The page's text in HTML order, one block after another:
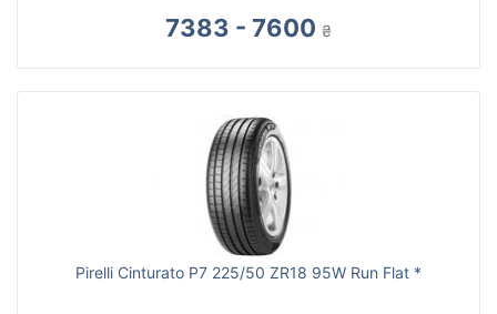
7383 - 7600 ₴
Pirelli Cinturato P7 225/50 ZR18 95W Run Flat *